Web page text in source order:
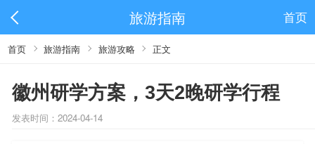
旅游指南 首页
首页 旅游指南 旅游攻略 正文
徽州研学方案，3天2晚研学行程
发表时间：2024-04-14